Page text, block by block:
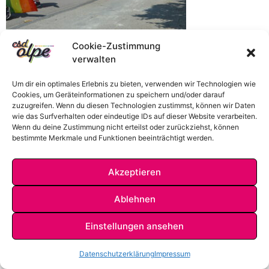
Cookie-Zustimmung
verwalten
Um dir ein optimales Erlebnis zu bieten, verwenden wir Technologien wie
Cookies, um Geräteinformationen zu speichern und/oder darauf
zuzugreifen. Wenn du diesen Technologien zustimmst, können wir Daten
wie das Surfverhalten oder eindeutige IDs auf dieser Website verarbeiten.
Wenn du deine Zustimmung nicht erteilst oder zurückziehst, können
bestimmte Merkmale und Funktionen beeinträchtigt werden.
Akzeptieren
Ablehnen
Einstellungen ansehen
DatenschutzerklärungImpressum
DATENSCHUTZKONTAKT